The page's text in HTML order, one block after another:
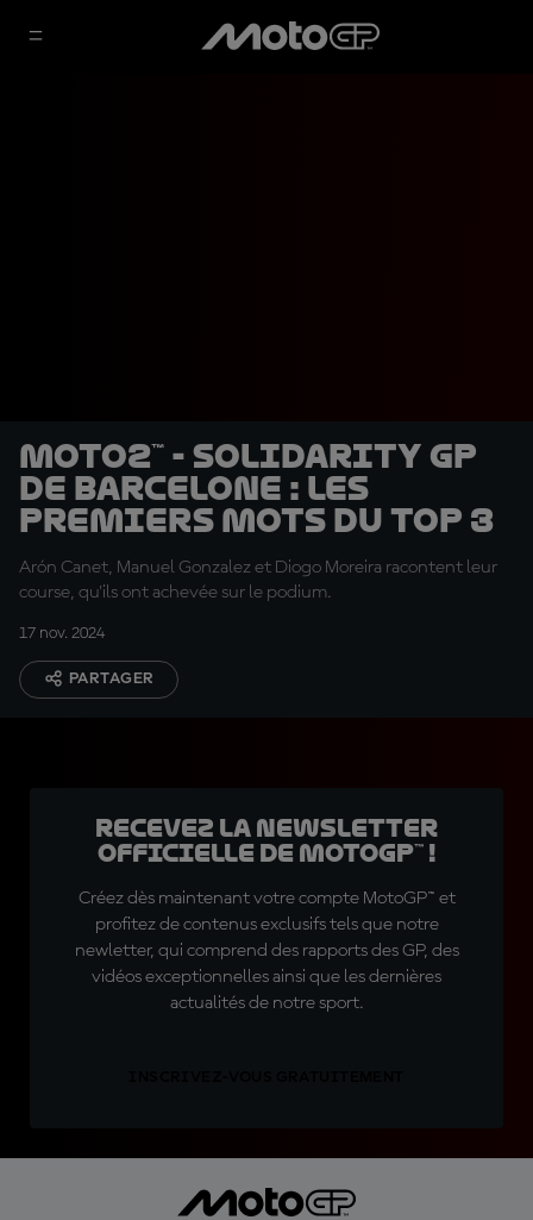
Moto2™ - Solidarity GP
de Barcelone : les
premiers mots du Top 3
Arón Canet, Manuel Gonzalez et Diogo Moreira racontent leur
course, qu'ils ont achevée sur le podium.
17 nov. 2024
PARTAGER
Recevez la Newsletter
officielle de MotoGP™ !
Créez dès maintenant votre compte MotoGP™ et
profitez de contenus exclusifs tels que notre
newletter, qui comprend des rapports des GP, des
vidéos exceptionnelles ainsi que les dernières
actualités de notre sport.